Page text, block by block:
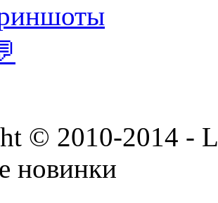
© 2010-2014 -
новинки